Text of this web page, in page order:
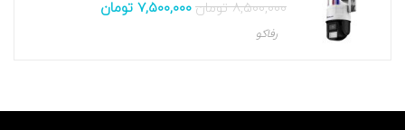
۸,۵۰۰,۰۰۰تومان۷,۵۰۰,۰۰۰تومان
رفاکو